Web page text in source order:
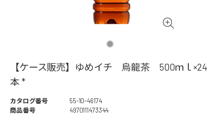
【ケース販売】ゆめイチ 烏龍茶 500ｍｌ×24
本 *
カタログ番号
55-10-46174
商品番号
4970111473344